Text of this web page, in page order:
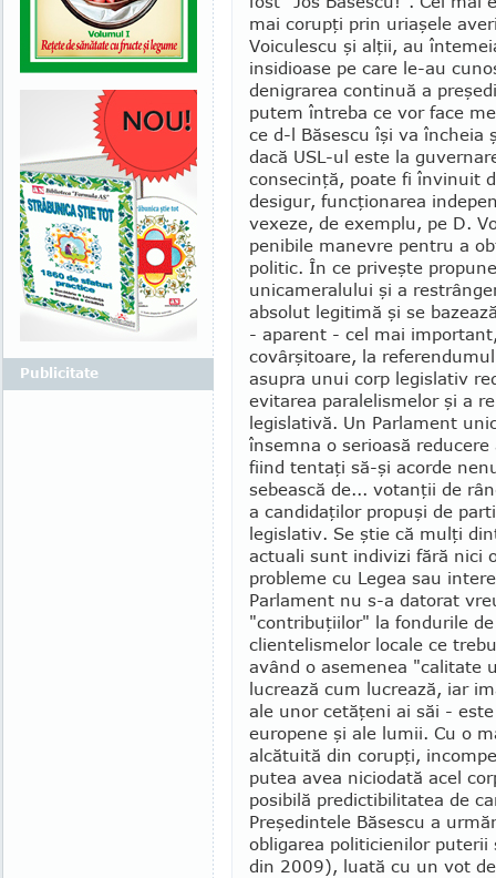
mai corupţi prin uriaşele
Voiculescu şi alţii, au
insidioase pe care le-au
denigrarea continuă a
putem întreba ce vor face
ce d-l Băsescu îşi va
dacă USL-ul este la
consecinţă, poate fi învi­nuit
desigur, funcţionarea
vexeze, de exem­plu, pe D.
penibile ma­nevre pentru a
po­litic. În ce priveşte
unicameralului şi a
absolut legitimă şi se
- aparent - cel mai
covârşitoare, la
asupra unui corp legislativ
evitarea paralelismelor şi a
legislativă. Un Par­la­ment
însemna o serioasă
fiind tentaţi să-şi acorde
sebească de... votanţii de
a candidaţilor propuşi de
legislativ. Se ştie că mulţi
actuali sunt indivizi fără nici
probleme cu Legea sau
Parlament nu s-a datorat
"contri­buţiilor" la fondurile
clientelismelor locale ce
având o asemenea "calitate
lucrează cum lucrează, iar
ale unor cetăţeni ai săi -
euro­pene şi ale lumii. Cu o
alcătuită din corupţi,
putea avea niciodată acel
posibilă predictibilitatea de
Preşedintele Băsescu a
obligarea politicienilor puterii
din 2009), luată cu un vot
Publicitate